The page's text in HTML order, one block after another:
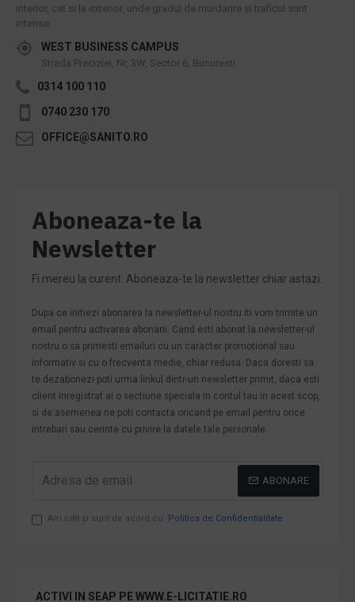
interior, cat si la exterior, unde gradul de murdarire si traficul sunt
intense.
WEST BUSINESS CAMPUS
Strada Preciziei, Nr, 3W, Sector 6, Bucuresti
0314 100 110
0740 230 170
OFFICE@SANITO.RO
Aboneaza-te la
Newsletter
Fi mereu la curent. Aboneaza-te la newsletter chiar astazi.
Dupa ce initiezi abonarea la newsletter-ul nostru iti vom trimite un
email pentru activarea abonarii. Cand esti abonat la newsletter-ul
nostru o sa primesti emailuri cu un caracter promotional sau
informativ si cu o frecventa medie, chiar redusa. Daca doresti sa
te dezabonezi poti urma linkul dintr-un newsletter primit, daca esti
client inregistrat ai o sectiune speciala in contul tau in acest scop,
si de asemenea ne poti contacta oricand pe email pentru orice
intrebari sau cerinte cu privire la datele tale personale.
ABONARE
Am citit şi sunt de acord cu Politica de Confidentialitate
ACTIVI IN SEAP PE WWW.E-LICITATIE.RO